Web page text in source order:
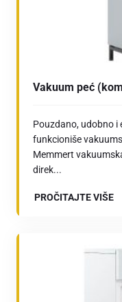
Vakuum peć
Pouzdano, udobno i
funkcioniše
Memmert
direk...
PROČITAJTE VIŠE